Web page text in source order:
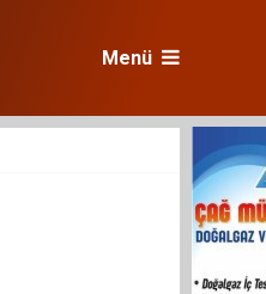
Menü